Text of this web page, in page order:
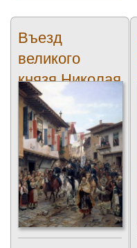
Въезд
великого
князя Николая
Николаевича
в...